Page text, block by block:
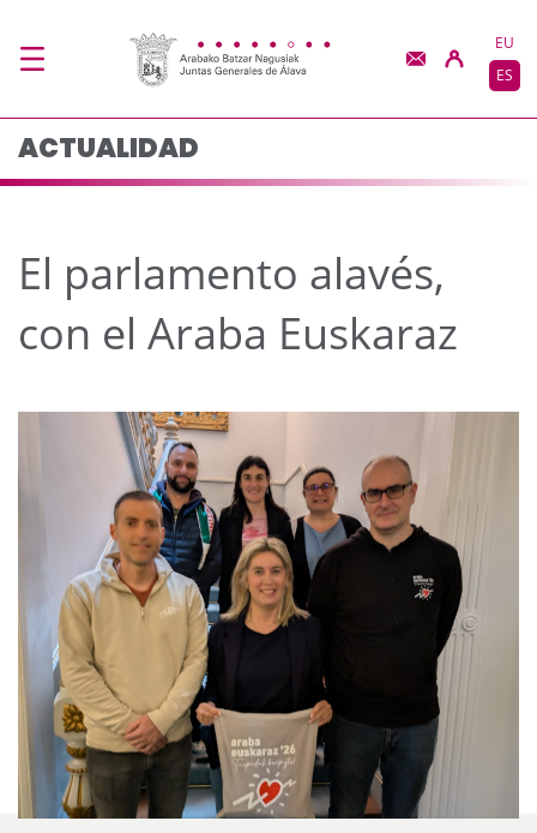
El parlamento alavés, EU
ES
ACTUALIDAD
El parlamento alavés,
con el Araba Euskaraz